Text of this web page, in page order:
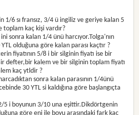
1/6 sı fransız, 3/4 ü ingiliz ve geriye kalan 5
toplam kaç kişi vardır?
sonra kalan 1/4 ünü harcıyor.Tolga'nın
olduğuna göre kalan parası kaçtır ?
fiyatının 5/8 i bir silginin fiyatı ise bir
defter,bir kalem ve bir silginin toplam fiyatı
kaç ytldir ?
sonra kalan parasının 1/4ünü
30 YTL si kaldığına göre başlangıçta
5 i boyunun 3/10 una eşittir.Dikdörtgenin
göre eni ile boyu arasındaki fark kaç